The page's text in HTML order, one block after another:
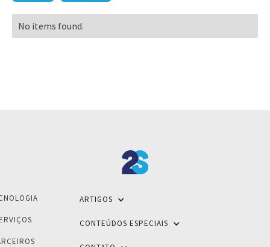
No items found.
ARTIGOS
CONTEÚDOS ESPECIAIS